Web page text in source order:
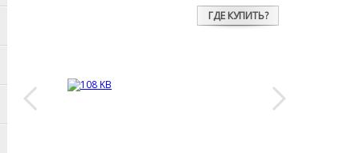
ГДЕ КУПИТЬ?